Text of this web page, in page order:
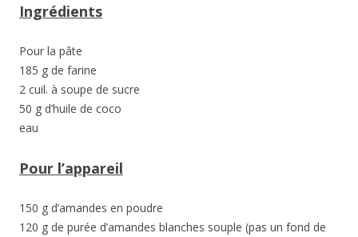
Ingrédients
Pour la pâte
185 g de farine
2 cuil. à soupe de sucre
50 g d’huile de coco
eau
Pour l’appareil
150 g d’amandes en poudre
120 g de purée d’amandes blanches souple (pas un fond de